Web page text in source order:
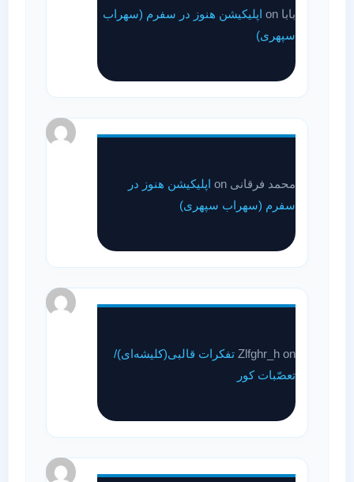
بابا on
اپلیکیشن هنوز در سفرم (سهراب
سپهری)
محمد فرقانی on
اپلیکیشن هنوز در
سفرم (سهراب سپهری)
Zlfghr_hon
تفکرات قالبی(کلیشه‌ای)/
تعصّبات کور